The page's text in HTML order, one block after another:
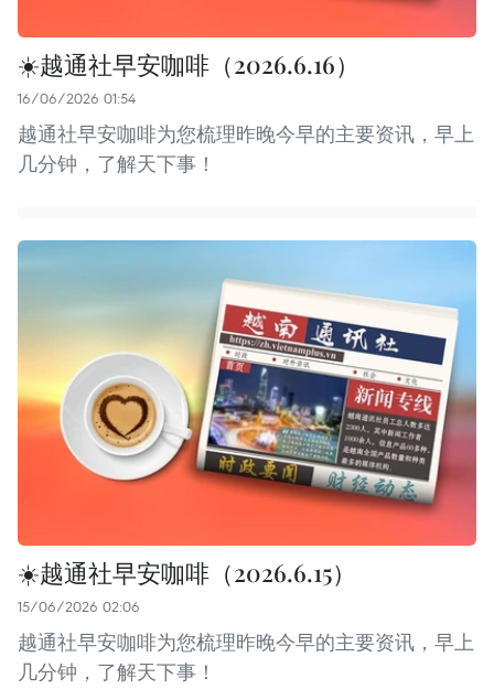
☀️越通社早安咖啡（2026.6.16）
16/06/2026 01:54
越通社早安咖啡为您梳理昨晚今早的主要资讯，早上
几分钟，了解天下事！
☀️越通社早安咖啡（2026.6.15）
15/06/2026 02:06
越通社早安咖啡为您梳理昨晚今早的主要资讯，早上
几分钟，了解天下事！